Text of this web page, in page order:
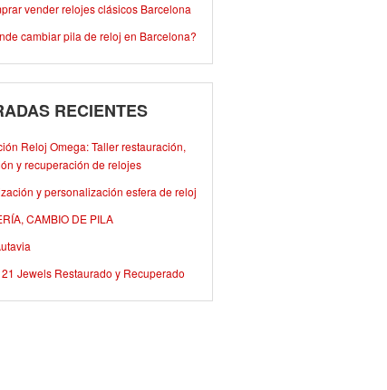
vender relojes clásicos Barcelona
cambiar pila de reloj en Barcelona?
RECIENTES
Reloj Omega: Taller restauración,
y recuperación de relojes
y personalización esfera de reloj
CAMBIO DE PILA
Jewels Restaurado y Recuperado